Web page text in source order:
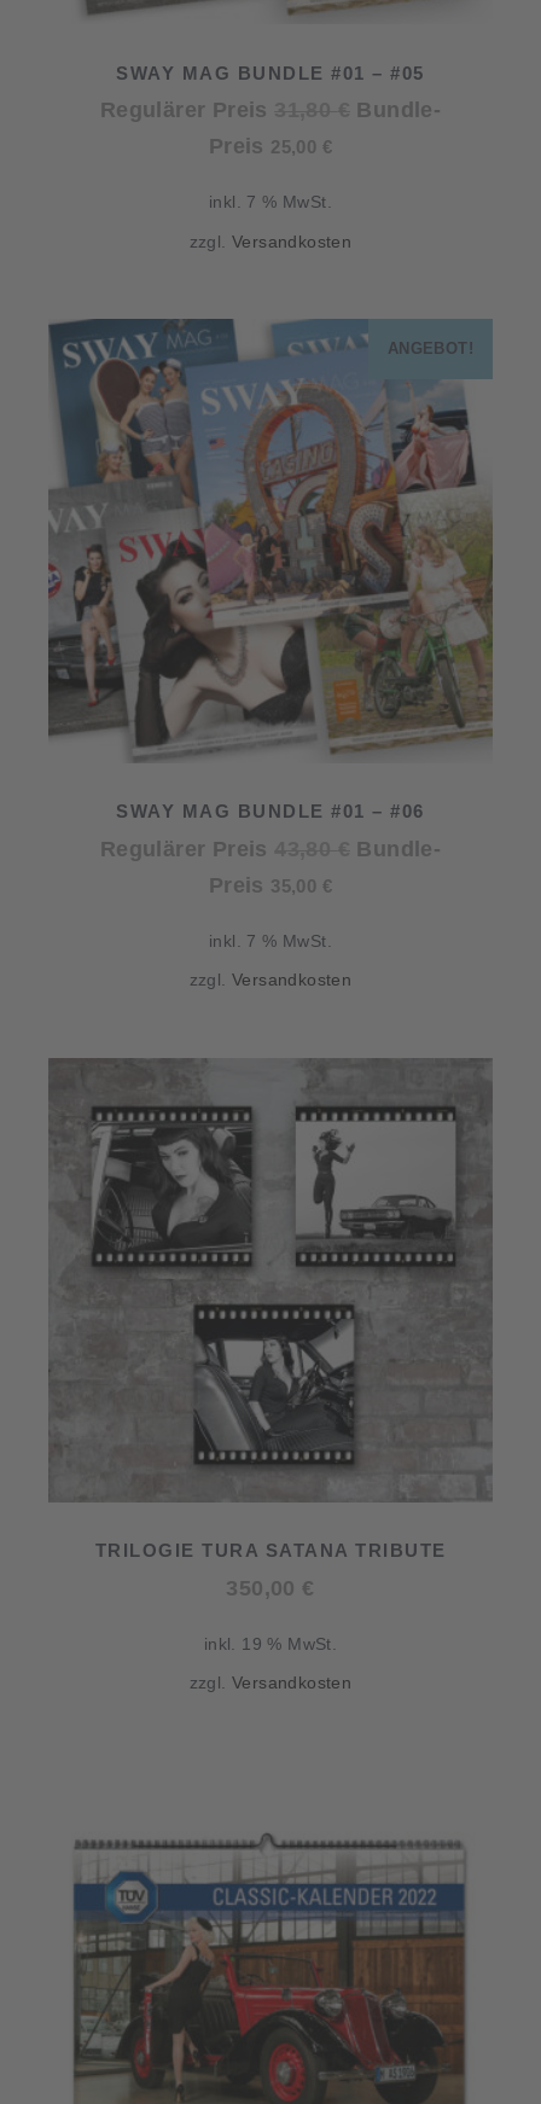
SWAY MAG BUNDLE #01 – #05
Regulärer Preis
Ursprünglicher
Bundle-
Preis 25,00 €Aktueller
25,00 €.
inkl. 7 % MwSt.
zzgl.Versandkosten
ANGEBOT!
SWAY MAG BUNDLE #01 – #06
Regulärer Preis
Ursprünglicher
Bundle-
Preis 35,00 €Aktueller
35,00 €.
inkl. 7 % MwSt.
zzgl.Versandkosten
TRILOGIE TURA SATANA TRIBUTE
350,00 €
inkl. 19 % MwSt.
zzgl.Versandkosten